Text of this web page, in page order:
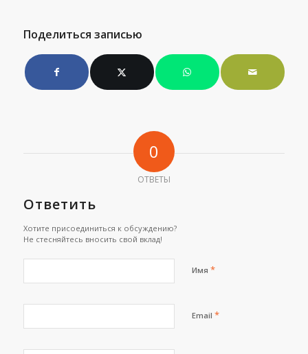
Поделиться записью
0
ОТВЕТЫ
Ответить
Хотите присоединиться к обсуждению?
Не стесняйтесь вносить свой вклад!
Имя *
Email *